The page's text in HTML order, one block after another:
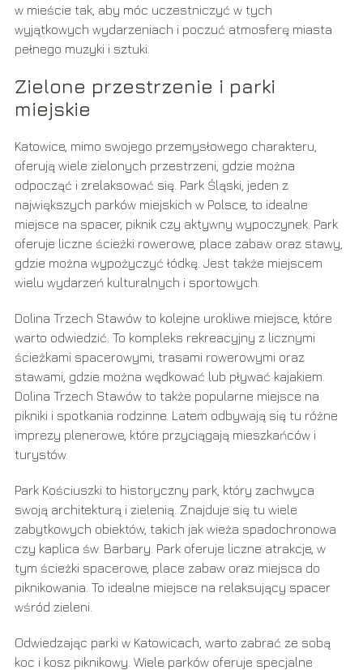
w mieście tak, aby móc uczestniczyć w tych
wyjątkowych wydarzeniach i poczuć atmosferę miasta
pełnego muzyki i sztuki.
Zielone przestrzenie i parki
miejskie
Katowice, mimo swojego przemysłowego charakteru,
oferują wiele zielonych przestrzeni, gdzie można
odpocząć i zrelaksować się. Park Śląski, jeden z
największych parków miejskich w Polsce, to idealne
miejsce na spacer, piknik czy aktywny wypoczynek. Park
oferuje liczne ścieżki rowerowe, place zabaw oraz stawy,
gdzie można wypożyczyć łódkę. Jest także miejscem
wielu wydarzeń kulturalnych i sportowych.
Dolina Trzech Stawów to kolejne urokliwe miejsce, które
warto odwiedzić. To kompleks rekreacyjny z licznymi
ścieżkami spacerowymi, trasami rowerowymi oraz
stawami, gdzie można wędkować lub pływać kajakiem.
Dolina Trzech Stawów to także popularne miejsce na
pikniki i spotkania rodzinne. Latem odbywają się tu różne
imprezy plenerowe, które przyciągają mieszkańców i
turystów.
Park Kościuszki to historyczny park, który zachwyca
swoją architekturą i zielenią. Znajduje się tu wiele
zabytkowych obiektów, takich jak wieża spadochronowa
czy kaplica św. Barbary. Park oferuje liczne atrakcje, w
tym ścieżki spacerowe, place zabaw oraz miejsca do
piknikowania. To idealne miejsce na relaksujący spacer
wśród zieleni.
Odwiedzając parki w Katowicach, warto zabrać ze sobą
koc i kosz piknikowy. Wiele parków oferuje specjalne